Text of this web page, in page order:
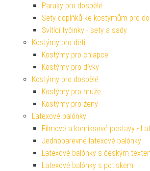
Paruky pro dospělé
Sety doplňků ke kostýmům pro
Svítící tyčinky - sety a sady
Kostýmy pro děti
Kostýmy pro chlapce
Kostýmy pro dívky
Kostýmy pro dospělé
Kostýmy pro muže
Kostýmy pro ženy
Latexové balónky
Filmové a komiksové postavy -
Jednobarevné latexové balónky
Latexové balónky s českým
Latexové balónky s potiskem